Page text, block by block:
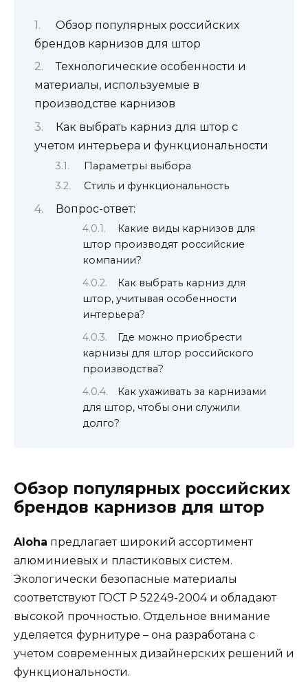
Обзор популярных российских
брендов карнизов для штор
Технологические особенности и
материалы, используемые в
производстве карнизов
Как выбрать карниз для штор с
учетом интерьера и функциональности
Параметры выбора
Стиль и функциональность
Вопрос-ответ:
Какие виды карнизов для
штор производят российские
компании?
Как выбрать карниз для
штор, учитывая особенности
интерьера?
Где можно приобрести
карнизы для штор российского
производства?
Как ухаживать за карнизами
для штор, чтобы они служили
долго?
Обзор популярных российских
брендов карнизов для штор
Aloha предлагает широкий ассортимент
алюминиевых и пластиковых систем.
Экологически безопасные материалы
соответствуют ГОСТ Р 52249-2004 и обладают
высокой прочностью. Отдельное внимание
уделяется фурнитуре – она разработана с
учетом современных дизайнерских решений и
функциональности.